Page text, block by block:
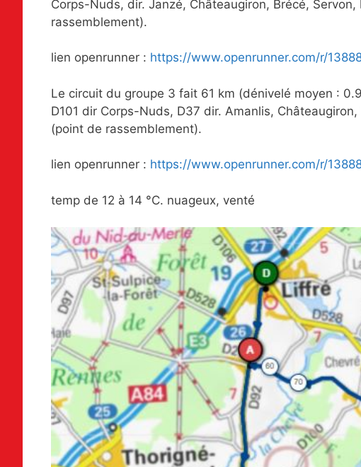
Corps-Nuds, dir. Janzé, Châteaugiron, Brécé,
rassemblement).
lien openrunner : https://www.openrunner.com/r/
Le circuit du groupe 3 fait 61 km (dénivelé moyen :
D101 dir Corps-Nuds, D37 dir. Amanlis,
(point de rassemblement).
lien openrunner : https://www.openrunner.com/r/
temp de 12 à 14 °C. nuageux, venté